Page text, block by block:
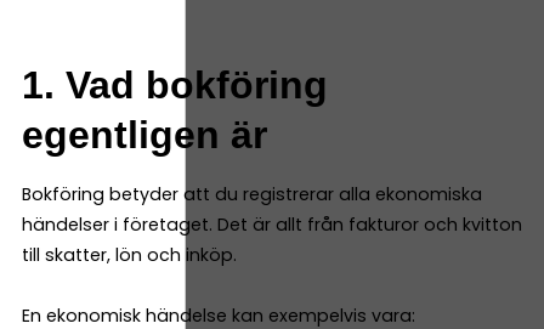
1. Vad bokföring
egentligen är
Bokföring betyder att du registrerar alla ekonomiska
händelser i företaget. Det är allt från fakturor och kvitton
till skatter, lön och inköp.
En ekonomisk händelse kan exempelvis vara: